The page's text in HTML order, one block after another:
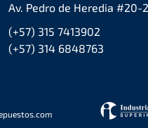
Av. Pedro de Heredia #20-
(+57) 315 7413902
(+57) 314 6848763